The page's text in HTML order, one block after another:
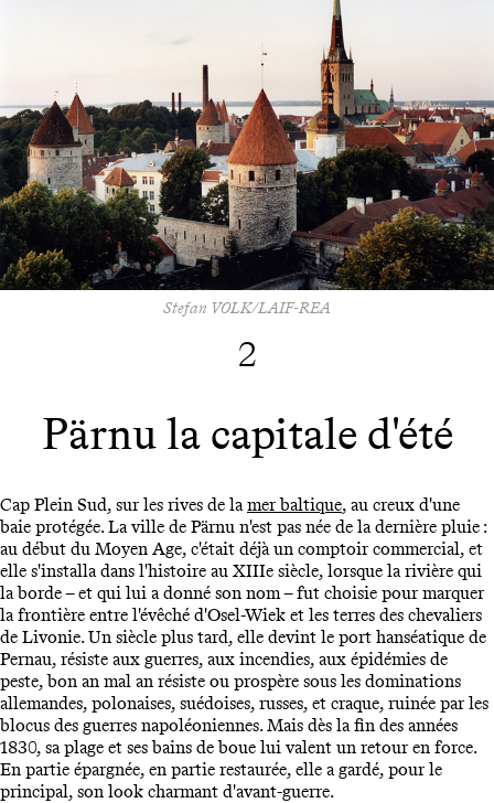
Stefan VOLK/LAIF-REA
2
Pärnu la capitale d'été
Cap Plein Sud, sur les rives de lamer baltique, au creux d'une
baie protégée. La ville de Pärnu n'est pas née de la dernière pluie :
au début du Moyen Age, c'était déjà un comptoir commercial, et
elle s'installa dans l'histoire au XIIIe siècle, lorsque la rivière qui
la borde – et qui lui a donné son nom – fut choisie pour marquer
la frontière entre l'évêché d'Osel-Wiek et les terres des chevaliers
de Livonie. Un siècle plus tard, elle devint le port hanséatique de
Pernau, résiste aux guerres, aux incendies, aux épidémies de
peste, bon an mal an résiste ou prospère sous les dominations
allemandes, polonaises, suédoises, russes, et craque, ruinée par les
blocus des guerres napoléoniennes. Mais dès la fin des années
1830, sa plage et ses bains de boue lui valent un retour en force.
En partie épargnée, en partie restaurée, elle a gardé, pour le
principal, son look charmant d'avant-guerre.